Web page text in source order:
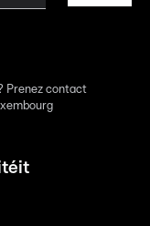
Prenez contact